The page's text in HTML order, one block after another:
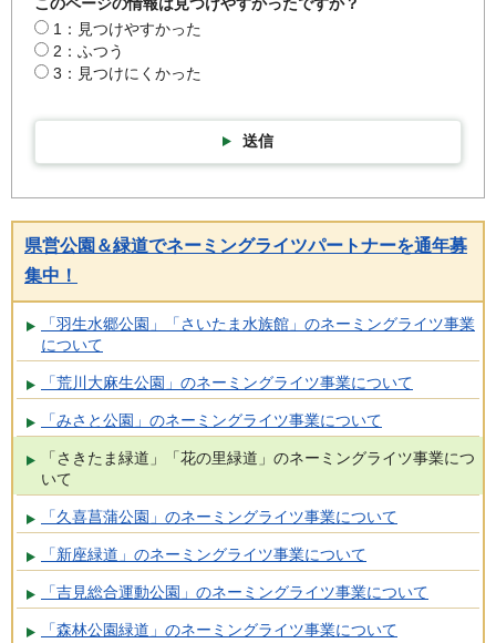
1：見つけやすかった
2：ふつう
3：見つけにくかった
送信
県営公園＆緑道でネーミングライツパートナーを通年募
集中！
「羽生水郷公園」「さいたま水族館」のネーミングライツ事業
について
「荒川大麻生公園」のネーミングライツ事業について
「みさと公園」のネーミングライツ事業について
「さきたま緑道」「花の里緑道」のネーミングライツ事業につ
いて
「久喜菖蒲公園」のネーミングライツ事業について
「新座緑道」のネーミングライツ事業について
「吉見総合運動公園」のネーミングライツ事業について
「森林公園緑道」のネーミングライツ事業について